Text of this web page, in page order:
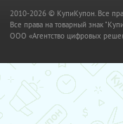
2010-2026 © КупиКупон. Все
Все права на товарный знак
OOO «Агентство цифровых